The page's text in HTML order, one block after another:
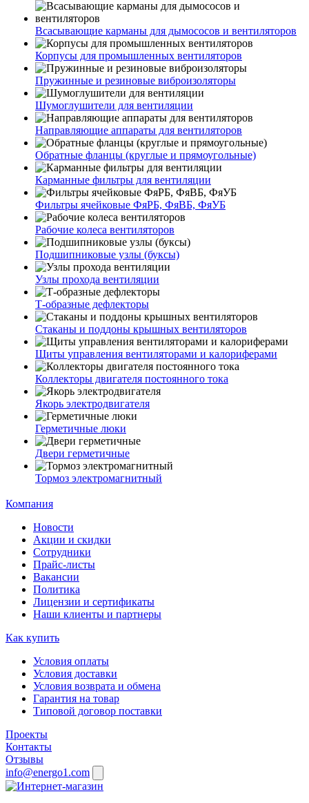
Всасывающие карманы для дымососов и вентиляторов
Корпусы для промышленных вентиляторов
Пружинные и резиновые виброизоляторы
Шумоглушители для вентиляции
Направляющие аппараты для вентиляторов
Обратные фланцы (круглые и прямоугольные)
Карманные фильтры для вентиляции
Фильтры ячейковые ФяРБ, ФяВБ, ФяУБ
Рабочие колеса вентиляторов
Подшипниковые узлы (буксы)
Узлы прохода вентиляции
Т-образные дефлекторы
Стаканы и поддоны крышных вентиляторов
Щиты управления вентиляторами и калориферами
Коллекторы двигателя постоянного тока
Якорь электродвигателя
Герметичные люки
Двери герметичные
Тормоз электромагнитный
Компания
Новости
Акции и скидки
Сотрудники
Прайс-листы
Вакансии
Политика
Лицензии и сертификаты
Наши клиенты и партнеры
Как купить
Условия оплаты
Условия доставки
Условия возврата и обмена
Гарантия на товар
Типовой договор поставки
Проекты
Контакты
Отзывы
info@energo1.com